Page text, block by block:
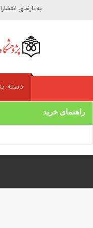
به تارنمای
دسته
راهنمای خرید